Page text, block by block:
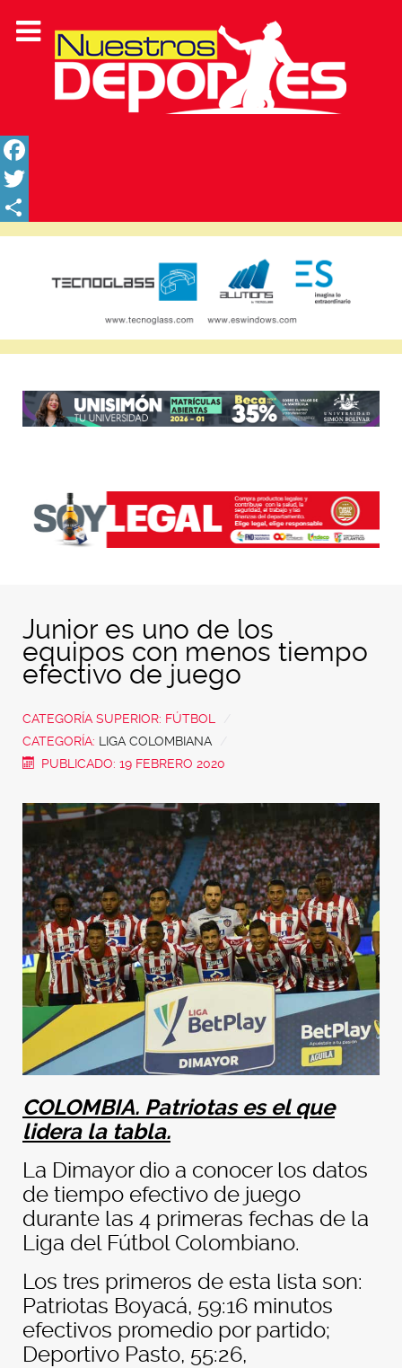
Facebook
Twitter
Share
Junior es uno de los
equipos con menos tiempo
efectivo de juego
CATEGORÍA SUPERIOR: FÚTBOL
CATEGORÍA: LIGA COLOMBIANA
PUBLICADO: 19 FEBRERO 2020
COLOMBIA. Patriotas es el que
lidera la tabla.
La Dimayor dio a conocer los datos
de tiempo efectivo de juego
durante las 4 primeras fechas de la
Liga del Fútbol Colombiano.
Los tres primeros de esta lista son:
Patriotas Boyacá, 59:16 minutos
efectivos promedio por partido;
Deportivo Pasto, 55:26,